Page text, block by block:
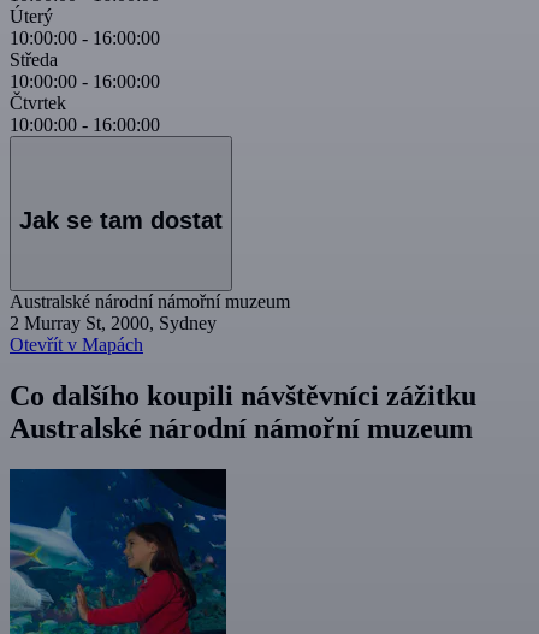
Úterý
10:00:00 - 16:00:00
Středa
10:00:00 - 16:00:00
Čtvrtek
10:00:00 - 16:00:00
Jak se tam dostat
Australské národní námořní muzeum
2 Murray St, 2000, Sydney
Otevřít v Mapách
Co dalšího koupili návštěvníci zážitku
Australské národní námořní muzeum